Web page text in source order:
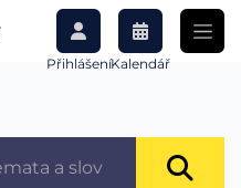
PřihlášeníKalendář